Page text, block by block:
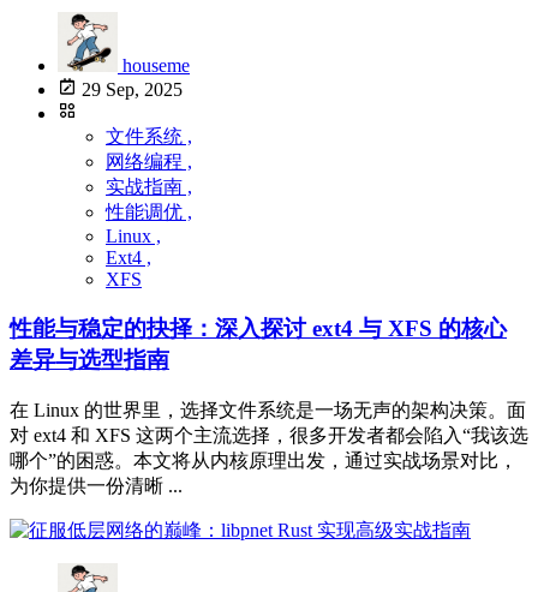
houseme
29 Sep, 2025
文件系统 ,
网络编程 ,
实战指南 ,
性能调优 ,
Linux ,
Ext4 ,
XFS
性能与稳定的抉择：深入探讨 ext4 与 XFS 的核心
差异与选型指南
在 Linux 的世界里，选择文件系统是一场无声的架构决策。面
对 ext4 和 XFS 这两个主流选择，很多开发者都会陷入“我该选
哪个”的困惑。本文将从内核原理出发，通过实战场景对比，
为你提供一份清晰 ...